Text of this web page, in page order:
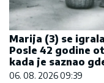
Marija (3) se
Posle 42 godine
kada je saznao
06. 08. 2026 09:39